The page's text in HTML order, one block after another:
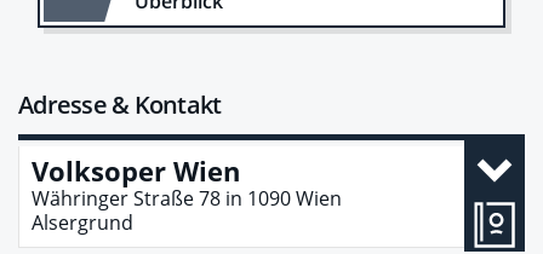
Adresse & Kontakt
Volksoper Wien
Währinger Straße 78 in 1090Wien
Alsergrund